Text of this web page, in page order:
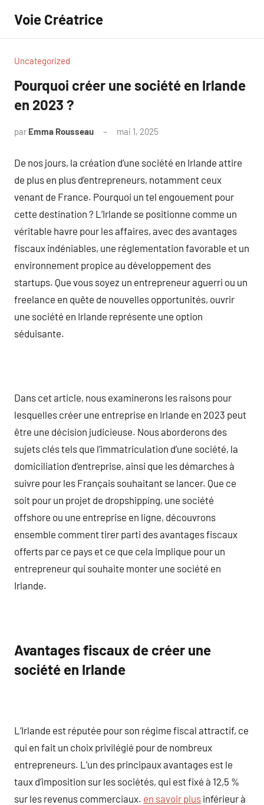
contenu
Voie Créatrice
Uncategorized
Pourquoi créer une société en Irlande
en 2023 ?
par Emma Rousseau mai 1, 2025
De nos jours, la création d’une société en Irlande attire
de plus en plus d’entrepreneurs, notamment ceux
venant de France. Pourquoi un tel engouement pour
cette destination ? L’Irlande se positionne comme un
véritable havre pour les affaires, avec des avantages
fiscaux indéniables, une réglementation favorable et un
environnement propice au développement des
startups. Que vous soyez un entrepreneur aguerri ou un
freelance en quête de nouvelles opportunités, ouvrir
une société en Irlande représente une option
séduisante.
Dans cet article, nous examinerons les raisons pour
lesquelles créer une entreprise en Irlande en 2023 peut
être une décision judicieuse. Nous aborderons des
sujets clés tels que l’immatriculation d’une société, la
domiciliation d’entreprise, ainsi que les démarches à
suivre pour les Français souhaitant se lancer. Que ce
soit pour un projet de dropshipping, une société
offshore ou une entreprise en ligne, découvrons
ensemble comment tirer parti des avantages fiscaux
offerts par ce pays et ce que cela implique pour un
entrepreneur qui souhaite monter une société en
Irlande.
Avantages fiscaux de créer une
société en Irlande
L’Irlande est réputée pour son régime fiscal attractif, ce
qui en fait un choix privilégié pour de nombreux
entrepreneurs. L’un des principaux avantages est le
taux d’imposition sur les sociétés, qui est fixé à 12,5 %
sur les revenus commerciaux. en savoir plus inférieur à